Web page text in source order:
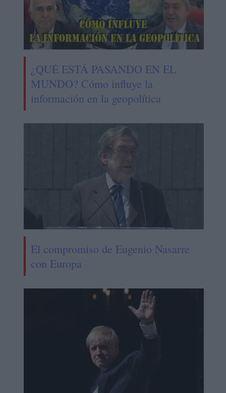
¿QUÉ ESTÁ PASANDO EN EL
MUNDO? Cómo influye la
información en la geopolítica
El compromiso de Eugenio Nasarre
con Europa